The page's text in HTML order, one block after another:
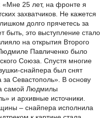
«Мне 25 лет, на фронте я
захватчиков. Не кажется
долго прячетесь за
быть, это выступление стало
на открытия Второго
Павличенко было
Союза. Спустя многие
снайпера был снят
Севастополь». В основу
самой Людмилы
и архивные источники.
– снайпера исполнила